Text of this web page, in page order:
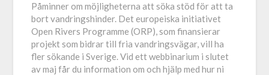
Påminner om möjligheterna att söka stöd för att ta
bort vandringshinder. Det europeiska initiativet
Open Rivers Programme (ORP), som finansierar
projekt som bidrar till fria vandringsvägar, vill ha
fler sökande i Sverige. Vid ett webbinarium i slutet
av maj får du information om och hjälp med hur ni